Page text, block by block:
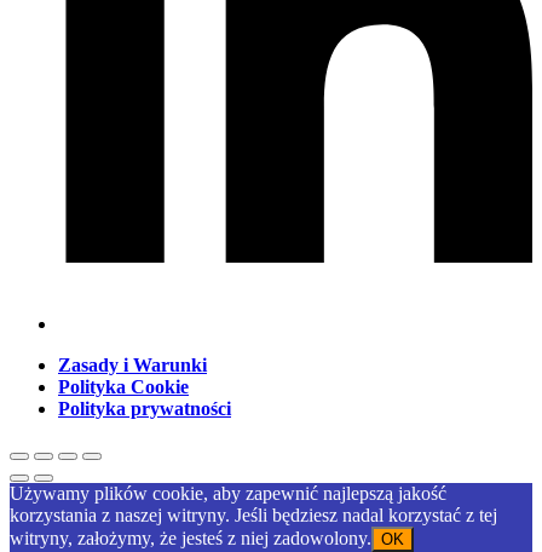
Zasady i Warunki
Polityka Cookie
Polityka prywatności
Używamy plików cookie, aby zapewnić najlepszą jakość
korzystania z naszej witryny. Jeśli będziesz nadal korzystać z tej
witryny, założymy, że jesteś z niej zadowolony. OK